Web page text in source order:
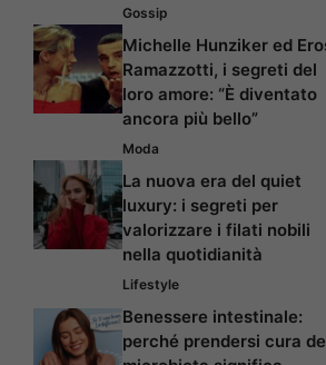
Gossip
Michelle Hunziker ed
Ramazzotti, i segreti del
loro amore: “È diventato
ancora più bello”
Moda
La nuova era del quiet
luxury: i segreti per
valorizzare i filati nobili
nella quotidianità
Lifestyle
Benessere intestinale:
perché prendersi cura